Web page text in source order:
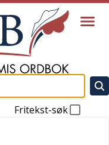
Fritekst-søk